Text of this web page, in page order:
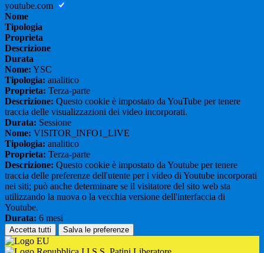
youtube.com
Nome
Tipologia
Proprieta
Descrizione
Durata
Nome: YSC
Tipologia: analitico
Proprieta: Terza-parte
Descrizione: Questo cookie è impostato da YouTube per tenere
traccia delle visualizzazioni dei video incorporati.
Durata: Sessione
Nome: VISITOR_INFO1_LIVE
Tipologia: analitico
Proprieta: Terza-parte
Descrizione: Questo cookie è impostato da Youtube per tenere
traccia delle preferenze dell'utente per i video di Youtube incorporati
nei siti; può anche determinare se il visitatore del sito web sta
utilizzando la nuova o la vecchia versione dell'interfaccia di
Youtube.
Durata: 6 mesi
Accetta tutti Salva le preferenze